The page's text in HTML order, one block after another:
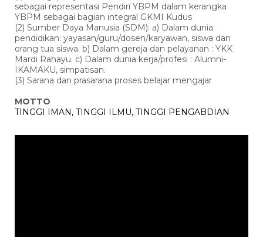
sebagai representasi Pendiri YBPM dalam kerangka
YBPM sebagai bagian integral GKMI Kudus
(2) Sumber Daya Manusia (SDM): a) Dalam dunia
pendidikan: yayasan/guru/dosen/karyawan, siswa dan
orang tua siswa. b) Dalam gereja dan pelayanan : YKK
Mardi Rahayu. c) Dalam dunia kerja/profesi : Alumni-
IKAMAKU, simpatisan.
(3) Sarana dan prasarana proses belajar mengajar
MOTTO
TINGGI IMAN, TINGGI ILMU, TINGGI PENGABDIAN